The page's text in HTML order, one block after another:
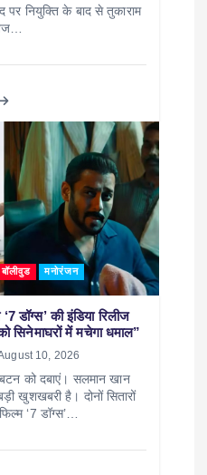
नियुक्ति के बाद से तुकाराम
बॉलीवुड मनोरंजन
डॉग्स’ की इंडिया रिलीज
में मचेगा धमाल”
10, 2026
को दबाएं। सलमान खान
खुशखबरी है। दोनों सितारों
‘7 डॉग्स’…